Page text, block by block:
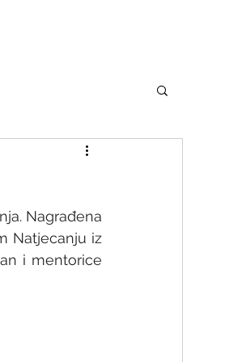
Nagrađena
Natjecanju iz
i mentorice